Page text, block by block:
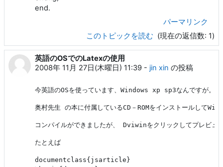
end.
パーマリンク
このトピックを読む (現在の返信数: 1)
英語のOSでのLatexの使用
2008年 11月 27日(木曜日) 11:39 - jin xin の投稿
今英語のOSを使っています、Windows xp sp3なんですが。
奥村先生 の本に付属しているCD－ROMをインストールして
コンパイルができましたが、 Dviwinをクリックしてプレビュ
たとえば
documentclass{jsarticle}